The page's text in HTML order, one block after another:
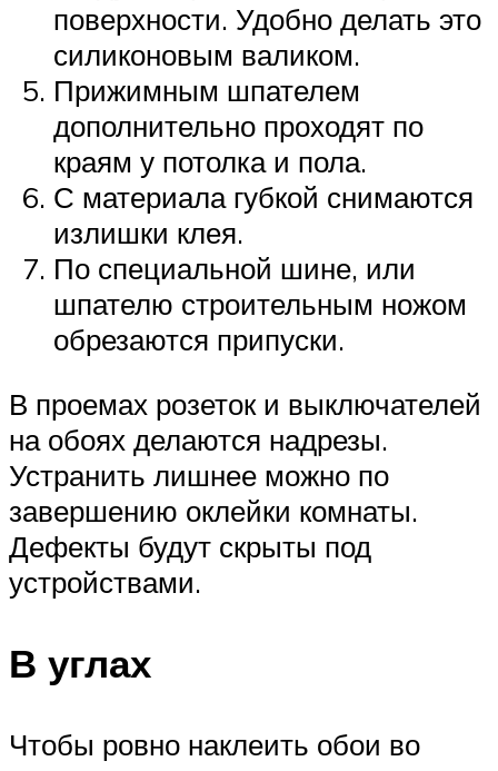
поверхности. Удобно делать это
силиконовым валиком.
Прижимным шпателем
дополнительно проходят по
краям у потолка и пола.
С материала губкой снимаются
излишки клея.
По специальной шине, или
шпателю строительным ножом
обрезаются припуски.
В проемах розеток и выключателей
на обоях делаются надрезы.
Устранить лишнее можно по
завершению оклейки комнаты.
Дефекты будут скрыты под
устройствами.
В углах
Чтобы ровно наклеить обои во